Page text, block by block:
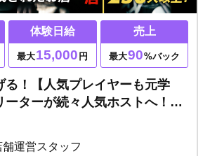
体験日給
最大15,000 円
売上
最大90%バック
る！【人気プレイヤーも元学
ーターが続々人気ホストへ！初
舗運営スタッフ